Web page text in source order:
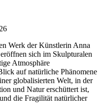
Werk der Künstlerin Anna
sich im Skulpturalen
Atmosphäre
auf natürliche Phänomene
globalisierten Welt, in der
und Natur erschüttert ist,
die Fragilität natürlicher